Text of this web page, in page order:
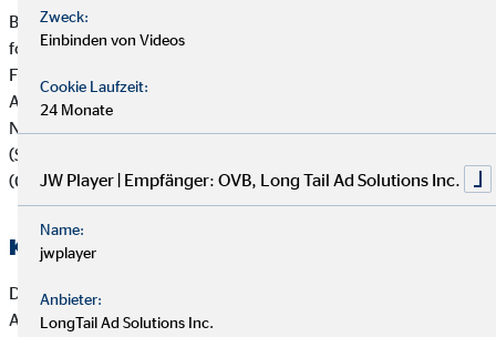
Bei der Beratung zu Versicherungsanlageprodukten (z.B.
fondsgebundenen Lebens- und Rentenversicherungen) und
Finanzanlageprodukten verfolgt die OVB Vermögensberatung
AG die folgende Strategie zur Berücksichtigung von
Nachhaltigkeitsaspekten wie Umwelt (Environment), Soziales
(Social) und verantwortungsvolle Unternehmensführung
(Governance):
Kooperierende Produktgesellschaften
Die OVB Vermögensberatung AG arbeitet vorrangig mit
Anbietern von Versicherungsanlageprodukten und
Zweck:
Einbinden von Videos
Cookie Laufzeit:
24 Monate
JW Player | Empfänger: OVB, Long Tail Ad Solutions Inc.
Name:
jwplayer
Anbieter:
LongTail Ad Solutions Inc.